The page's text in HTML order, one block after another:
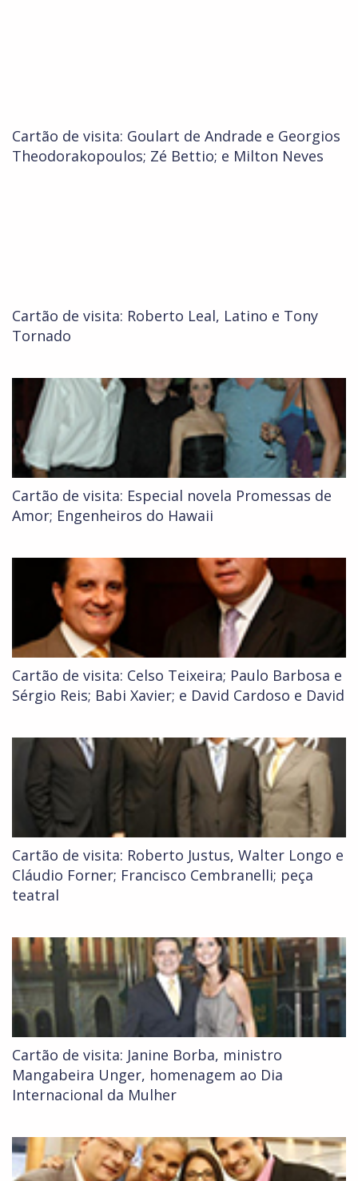
Cartão de visita: Goulart de Andrade e Georgios
Theodorakopoulos; Zé Bettio; e Milton Neves
Cartão de visita: Roberto Leal, Latino e Tony
Tornado
Cartão de visita: Especial novela Promessas de
Amor; Engenheiros do Hawaii
Cartão de visita: Celso Teixeira; Paulo Barbosa e
Sérgio Reis; Babi Xavier; e David Cardoso e David
Cartão de visita: Roberto Justus, Walter Longo e
Cláudio Forner; Francisco Cembranelli; peça
teatral
Cartão de visita: Janine Borba, ministro
Mangabeira Unger, homenagem ao Dia
Internacional da Mulher